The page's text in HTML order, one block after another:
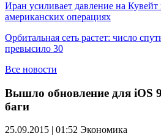
Иран усиливает давление на Кувейт
американских операциях
Орбитальная сеть растет: число
превысило 30
Все новости
Вышло обновление для iOS
баги
25.09.2015 | 01:52 Экономика